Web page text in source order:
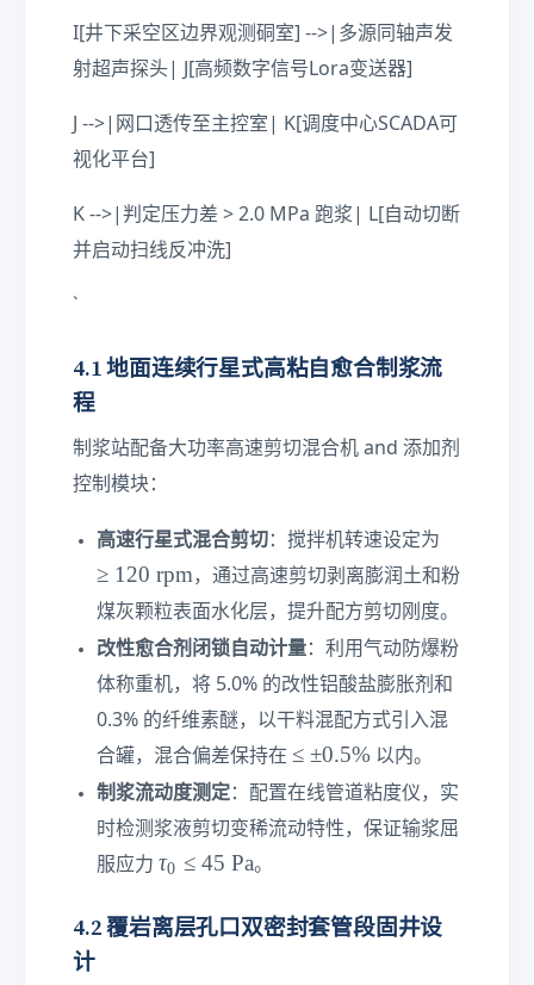
I[井下采空区边界观测硐室] -->|多源同轴声发
射超声探头| J[高频数字信号Lora变送器]
J -->|网口透传至主控室| K[调度中心SCADA可
视化平台]
K -->|判定压力差 > 2.0 MPa 跑浆| L[自动切断
并启动扫线反冲洗]
`
4.1 地面连续行星式高粘自愈合制浆流
程
制浆站配备大功率高速剪切混合机 and 添加剂
控制模块：
高速行星式混合剪切：搅拌机转速设定为
1
2
0\
te
xt
{
r
m
≥ 120 rpm，通过高速剪切剥离膨润土和粉
煤灰颗粒表面水化层，提升配方剪切刚度。
改性愈合剂闭锁自动计量：利用气动防爆粉
体称重机，将 5.0% 的改性铝酸盐膨胀剂和
0.3% 的纤维素醚，以干料混配方式引入混
合罐，混合偏差保持在 ≤
±
0.
5\
≤ ±0.5% 以内。
制浆流动度测定：配置在线管道粘度仪，实
时检测浆液剪切变稀流动特性，保证输浆屈
服应力 τ
0
≤
τ0 ≤ 45 Pa。
4.2 覆岩离层孔口双密封套管段固井设
计